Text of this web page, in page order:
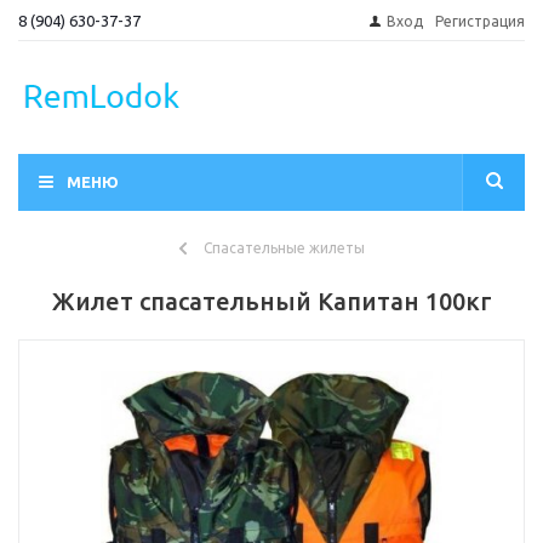
8 (904) 630-37-37 Вход Регистрация
МЕНЮ
Спасательные жилеты
Жилет спасательный Капитан 100кг